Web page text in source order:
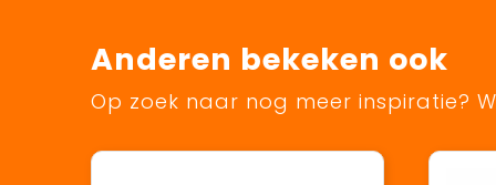
Anderen bekeken ook
Op zoek naar nog meer inspiratie?